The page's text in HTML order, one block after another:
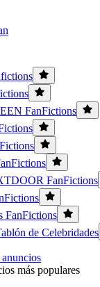
FanFictions
FanFictions
FanFictions
de Celebridades
más populares